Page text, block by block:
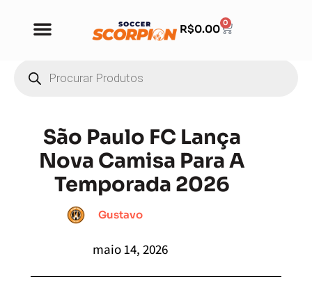
R$0.00 0
São Paulo FC Lança
Nova Camisa Para A
Temporada 2026
Gustavo
maio 14, 2026